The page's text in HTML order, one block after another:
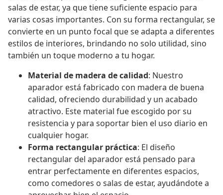
salas de estar, ya que tiene suficiente espacio para
varias cosas importantes. Con su forma rectangular, se
convierte en un punto focal que se adapta a diferentes
estilos de interiores, brindando no solo utilidad, sino
también un toque moderno a tu hogar.
Material de madera de calidad: Nuestro
aparador está fabricado con madera de buena
calidad, ofreciendo durabilidad y un acabado
atractivo. Este material fue escogido por su
resistencia y para soportar bien el uso diario en
cualquier hogar.
Forma rectangular práctica: El diseño
rectangular del aparador está pensado para
entrar perfectamente en diferentes espacios,
como comedores o salas de estar, ayudándote a